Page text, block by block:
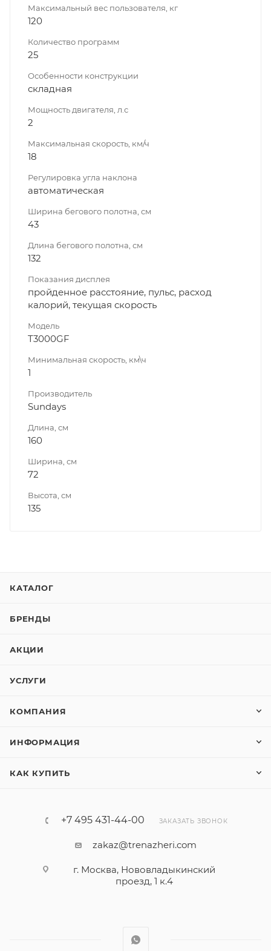
Максимальный вес пользователя, кг
120
Количество программ
25
Особенности конструкции
складная
Мощность двигателя, л.с
2
Максимальная скорость, км/ч
18
Регулировка угла наклона
автоматическая
Ширина бегового полотна, см
43
Длина бегового полотна, см
132
Показания дисплея
пройденное расстояние, пульс, расход
калорий, текущая скорость
Модель
T3000GF
Минимальная скорость, км\ч
1
Производитель
Sundays
Длина, см
160
Ширина, см
72
Высота, см
135
КАТАЛОГ
БРЕНДЫ
АКЦИИ
УСЛУГИ
КОМПАНИЯ
ИНФОРМАЦИЯ
КАК КУПИТЬ
+7 495 431-44-00 ЗАКАЗАТЬ ЗВОНОК
zakaz@trenazheri.com
г. Москва, Нововладыкинский
проезд, 1 к.4